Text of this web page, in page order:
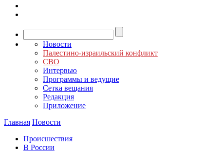
Новости
Палестино-израильский конфликт
СВО
Интервью
Программы и ведущие
Сетка вещания
Редакция
Приложение
Главная Новости
Происшествия
В России